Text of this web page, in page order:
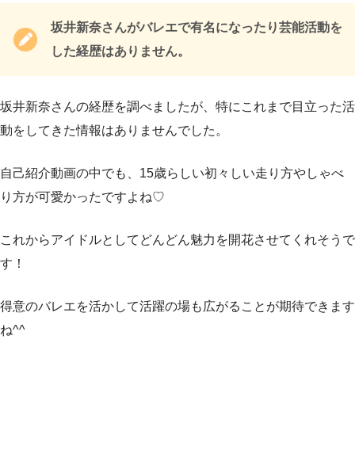
坂井新奈さんがバレエで有名になったり芸能活動を
した経歴はありません。
坂井新奈さんの経歴を調べましたが、特にこれまで目立った活
動をしてきた情報はありませんでした。
自己紹介動画の中でも、15歳らしい初々しい走り方やしゃべ
り方が可愛かったですよね♡
これからアイドルとしてどんどん魅力を開花させてくれそうで
す！
得意のバレエを活かして活躍の場も広がることが期待できます
ね^^